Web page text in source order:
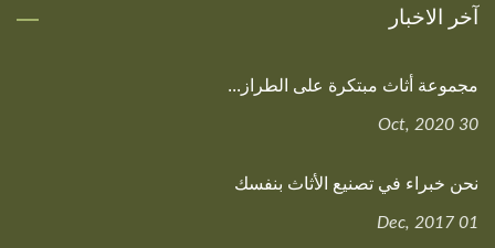
آخر الاخبار
مجموعة أثاث مبتكرة على الطراز...
30 Oct, 2020
نحن خبراء في تصنيع الأثاث بنفسك
01 Dec, 2017